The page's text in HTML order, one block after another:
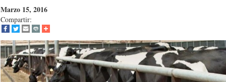
Marzo 15, 2016
Compartir: